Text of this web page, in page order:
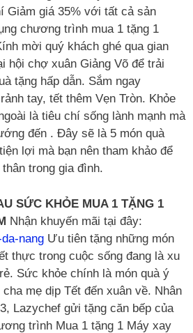
Giảm giá 35% với tất cả sản
chương trình mua 1 tặng 1
mời quý khách ghé qua gian
hội chợ xuân Giảng Võ để trải
tặng hấp dẫn. Sắm ngay
tay, tết thêm Vẹn Tròn. Khỏe
là tiêu chí sống lành mạnh mà
đến . Đây sẽ là 5 món quà
lợi mà bạn nên tham khảo để
trong gia đình.
SỨC KHỎE MUA 1 TẶNG 1
Nhận khuyến mãi tại đây:
nang Ưu tiên tặng những món
thực trong cuộc sống đang là xu
Sức khỏe chính là món quà ý
mẹ dịp Tết đến xuân về. Nhân
Lazychef gửi tặng căn bếp của
trình Mua 1 tặng 1 Máy xay